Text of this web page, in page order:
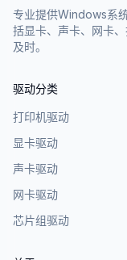
专业提供Windows系
括显卡、声卡、网卡
及时。
驱动分类
打印机驱动
显卡驱动
声卡驱动
网卡驱动
芯片组驱动